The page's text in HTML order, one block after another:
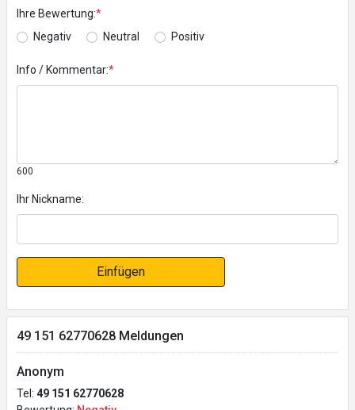
Ihre Bewertung:*
Negativ
Neutral Positiv
Info / Kommentar:*
600
Ihr Nickname:
Einfügen
49 151 62770628 Meldungen
Anonym
Tel: 49 151 62770628